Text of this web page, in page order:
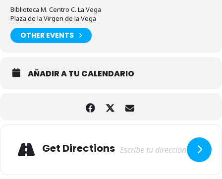
Biblioteca M. Centro C. La Vega
Plaza de la Virgen de la Vega
OTHER EVENTS
AÑADIR A TU CALENDARIO
Get Directions